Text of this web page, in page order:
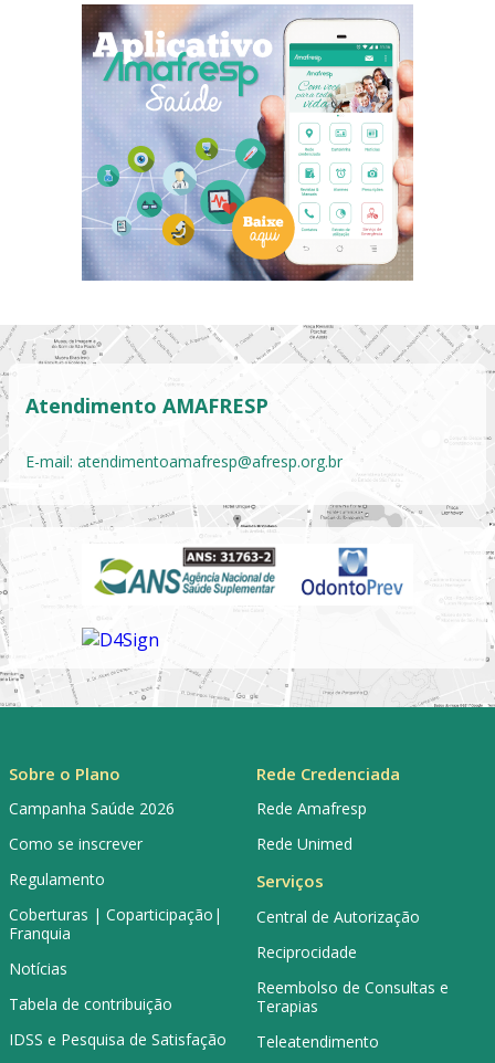
Atendimento AMAFRESP
E-mail: atendimentoamafresp@afresp.org.br
Sobre o Plano
Campanha Saúde 2026
Como se inscrever
Regulamento
Coberturas | Coparticipação|
Franquia
Notícias
Tabela de contribuição
IDSS e Pesquisa de Satisfação
Rede Credenciada
Rede Amafresp
Rede Unimed
Serviços
Central de Autorização
Reciprocidade
Reembolso de Consultas e
Terapias
Teleatendimento